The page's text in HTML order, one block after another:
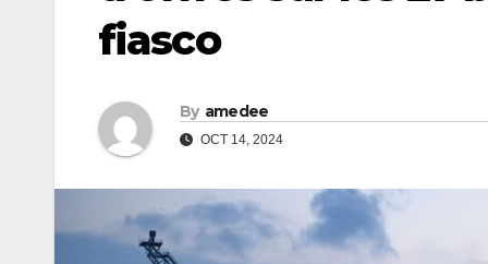
fiasco
By amedee
OCT 14, 2024